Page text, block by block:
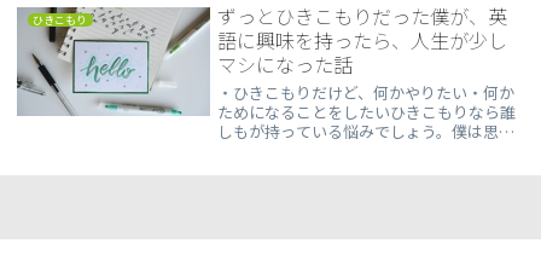
ひきこもり
ずっとひきこもりだった僕が、英
語に興味を持ったら、人生が少し
マシになった話
・ひきこもりだけど、何かやりたい・何か
ためになることをしたいひきこもりなら誰
しもが持っている悩みでしょう。僕は思っ